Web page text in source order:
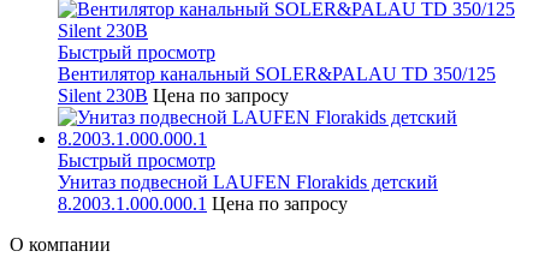
Быстрый просмотр
Вентилятор канальный SOLER&PALAU TD 350/125
Silent 230В Цена по запросу
Быстрый просмотр
Унитаз подвесной LAUFEN Florakids детский
8.2003.1.000.000.1 Цена по запросу
О компании